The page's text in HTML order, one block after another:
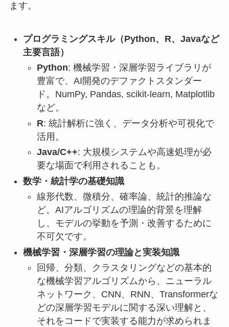
ます。
プログラミングスキル（Python、R、Javaなど
主要言語）
Python: 機械学習・深層学習ライブラリが
豊富で、AI開発のデファクトスタンダー
ド。NumPy, Pandas, scikit-learn, Matplotlib
など。
R: 統計解析に強く、データ分析や可視化で
活用。
Java/C++: 大規模システムや高速処理が必
要な場面で利用されることも。
数学・統計学の基礎知識
線形代数、微積分、確率論、統計的推論な
ど。AIアルゴリズムの理論的背景を理解
し、モデルの挙動を予測・改善するために
不可欠です。
機械学習・深層学習の理論と実装知識
回帰、分類、クラスタリングなどの基本的
な機械学習アルゴリズムから、ニューラル
ネットワーク、CNN、RNN、Transformerな
どの深層学習モデルに関する深い理解と、
それをコードで実装する能力が求められま